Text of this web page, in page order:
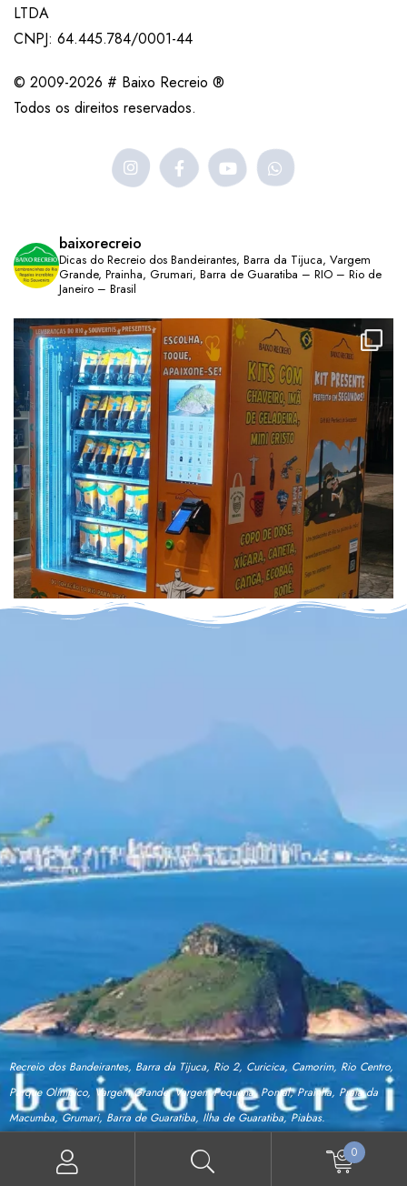
LTDA
CNPJ: 64.445.784/0001-44
© 2009-2026 # Baixo Recreio ®
Todos os direitos reservados.
baixorecreio
Dicas do Recreio dos Bandeirantes, Barra da Tijuca, Vargem
Grande, Prainha, Grumari, Barra de Guaratiba – RIO – Rio de
Janeiro – Brasil
Recreio dos Bandeirantes, Barra da Tijuca, Rio 2, Curicica, Camorim, Rio Centro,
Parque Olímpico, Vargem Grande, Vargem Pequena, Pontal, Prainha, Praia da
Macumba, Grumari, Barra de Guaratiba, Ilha de Guaratiba, Piabas.
0